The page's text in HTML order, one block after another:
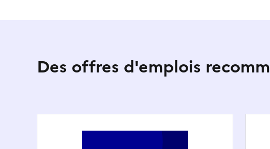
Des offres d'emplois